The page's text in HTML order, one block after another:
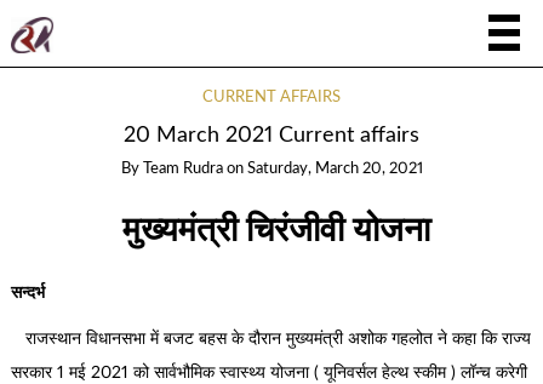
CURRENT AFFAIRS
20 March 2021 Current affairs
By Team Rudra on Saturday, March 20, 2021
मुख्यमंत्री चिरंजीवी योजना
सन्दर्भ
राजस्थान विधानसभा में बजट बहस के दौरान मुख्यमंत्री अशोक गहलोत ने कहा कि राज्य
सरकार 1 मई 2021 को सार्वभौमिक स्वास्थ्य योजना ( यूनिवर्सल हेल्थ स्कीम ) लॉन्च करेगी